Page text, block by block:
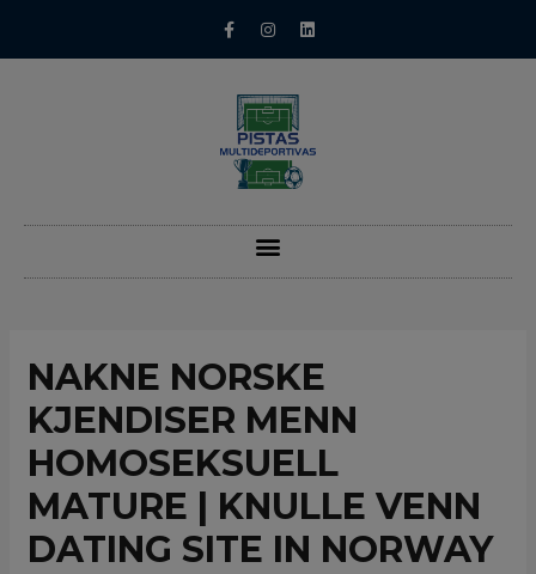
NAKNE NORSKE
KJENDISER MENN
HOMOSEKSUELL
MATURE | KNULLE VENN
DATING SITE IN NORWAY